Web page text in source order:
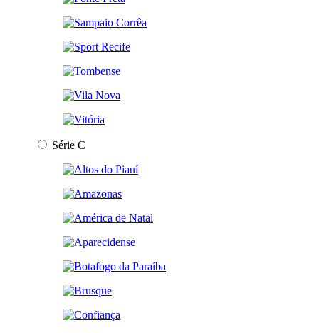
Série C